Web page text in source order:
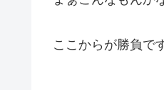
ここからが勝負で